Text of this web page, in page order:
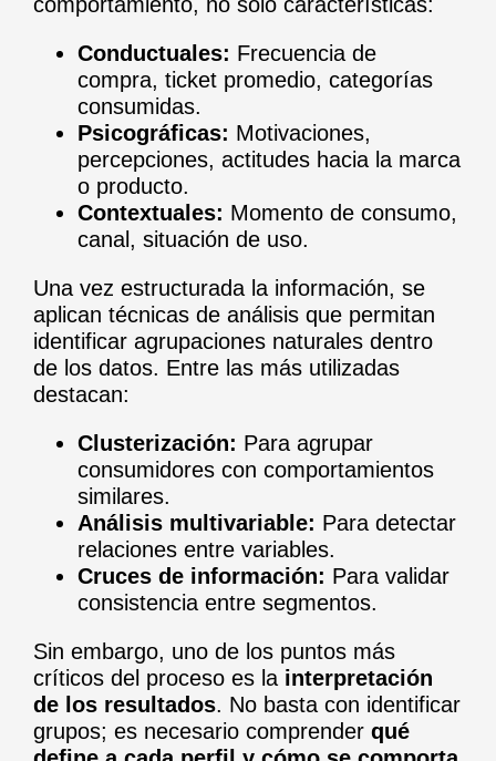
Conductuales: Frecuencia de
compra, ticket promedio, categorías
consumidas.
Psicográficas: Motivaciones,
percepciones, actitudes hacia la marca
o producto.
Contextuales: Momento de consumo,
canal, situación de uso.
Una vez estructurada la información, se
aplican técnicas de análisis que permitan
identificar agrupaciones naturales dentro
de los datos. Entre las más utilizadas
destacan:
Clusterización: Para agrupar
consumidores con comportamientos
similares.
Análisis multivariable: Para detectar
relaciones entre variables.
Cruces de información: Para validar
consistencia entre segmentos.
Sin embargo, uno de los puntos más
críticos del proceso es la interpretación
de los resultados. No basta con identificar
grupos; es necesario comprender qué